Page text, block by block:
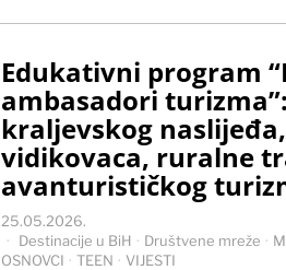
Edukativni program
ambasadori
kraljevskog
vidikovaca, ruralne
avanturističkog
25.05.2026.
Destinacije u BiH · Društvene mreže ·
OSNOVCI · TEEN · VIJESTI